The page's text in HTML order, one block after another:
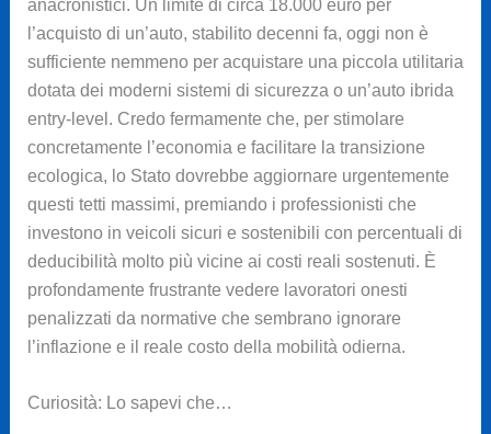
anacronistici. Un limite di circa 18.000 euro per
l’acquisto di un’auto, stabilito decenni fa, oggi non è
sufficiente nemmeno per acquistare una piccola utilitaria
dotata dei moderni sistemi di sicurezza o un’auto ibrida
entry-level. Credo fermamente che, per stimolare
concretamente l’economia e facilitare la transizione
ecologica, lo Stato dovrebbe aggiornare urgentemente
questi tetti massimi, premiando i professionisti che
investono in veicoli sicuri e sostenibili con percentuali di
deducibilità molto più vicine ai costi reali sostenuti. È
profondamente frustrante vedere lavoratori onesti
penalizzati da normative che sembrano ignorare
l’inflazione e il reale costo della mobilità odierna.
Curiosità: Lo sapevi che…